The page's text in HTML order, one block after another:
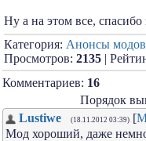
Ну а на этом все, спасибо
Категория: Анонсы модов
Просмотров: 2135 |
Комментариев: 16
Порядок
Lustiwe
(18.11.2012 03:39) [
Мод хороший, даже